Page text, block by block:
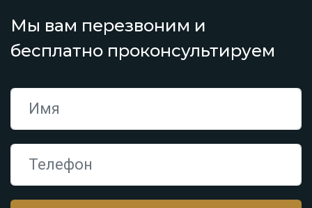
Мы вам перезвоним и
бесплатно проконсультируем